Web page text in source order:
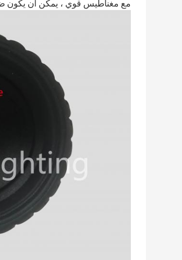
مع مغناطيس قوي ، يمكن أن يكون